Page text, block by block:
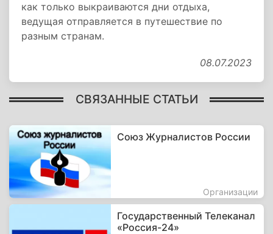
как только выкраиваются дни отдыха,
ведущая отправляется в путешествие по
разным странам.
08.07.2023
СВЯЗАННЫЕ СТАТЬИ
Союз Журналистов России
Организации
Государственный Телеканал
«Россия-24»